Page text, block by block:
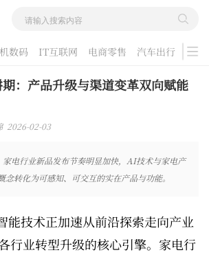
数码 IT互联网 电商零售 汽车出行
游戏
：产品升级与渠道变革双向赋能
2026-02-03
家电行业新品发布节奏明显加快，AI技术与家电产
转化为可感知、可交互的实在产品与功能。
能技术正加速从前沿探索走向产业
行业转型升级的核心引擎。家电行